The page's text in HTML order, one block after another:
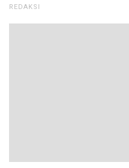
REDAKSI